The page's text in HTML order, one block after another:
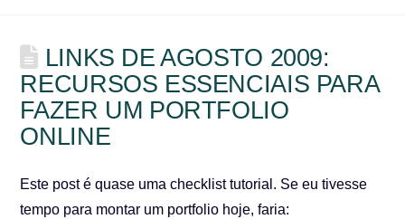
LINKS DE AGOSTO 2009:
RECURSOS ESSENCIAIS PARA
FAZER UM PORTFOLIO
ONLINE
Este post é quase uma checklist tutorial. Se eu tivesse
tempo para montar um portfolio hoje, faria: